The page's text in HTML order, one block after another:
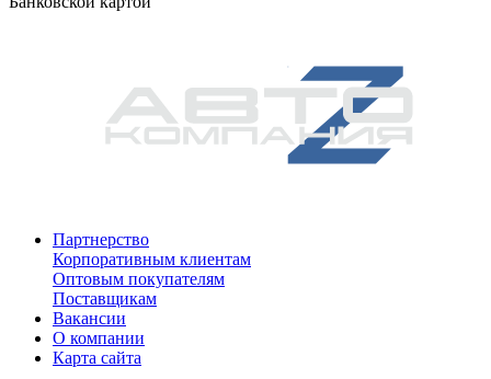
Партнерство
Корпоративным клиентам
Оптовым покупателям
Поставщикам
Вакансии
О компании
Карта сайта